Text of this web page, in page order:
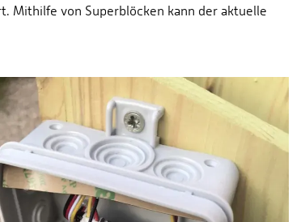
Mithilfe von Superblöcken kann der aktuelle